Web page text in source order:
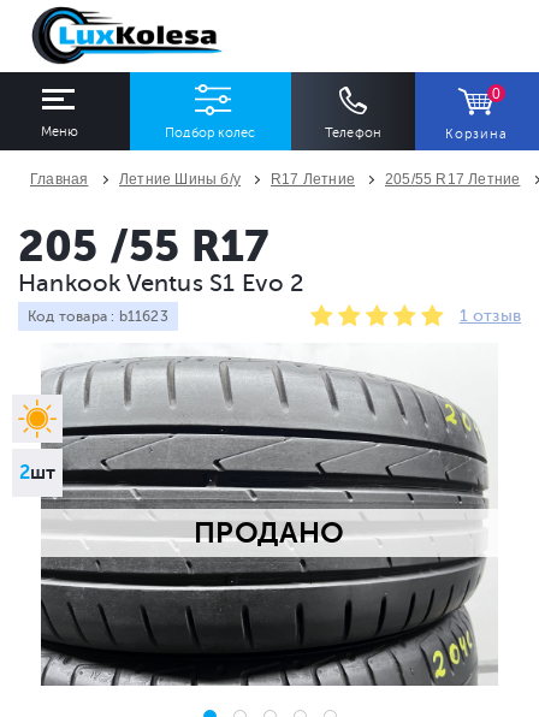
Меню Подбор колес Телефон
0
Корзина
Ширина
Все
Профиль
Все
Сезон
Все
Количество
Все
ПОДОБРАТЬ
Главная Летние Шины б/у R17 Летние 205/55 R17 Летние
ПРОДАНО
2шт
205 /55 R17
Hankook Ventus S1 Evo 2
Код товара : b11623 1 отзыв